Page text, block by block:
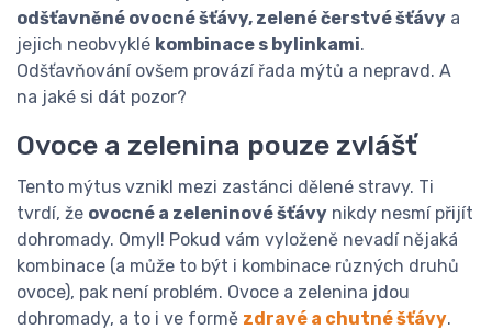
odšťavněné ovocné šťávy, zelené čerstvé šťávy a
jejich neobvyklé kombinace s bylinkami.
Odšťavňování ovšem provází řada mýtů a nepravd. A
na jaké si dát pozor?
Ovoce a zelenina pouze zvlášť
Tento mýtus vznikl mezi zastánci dělené stravy. Ti
tvrdí, že ovocné a zeleninové šťávy nikdy nesmí přijít
dohromady. Omyl! Pokud vám vyloženě nevadí nějaká
kombinace (a může to být i kombinace různých druhů
ovoce), pak není problém. Ovoce a zelenina jdou
dohromady, a to i ve formě zdravé a chutné šťávy.